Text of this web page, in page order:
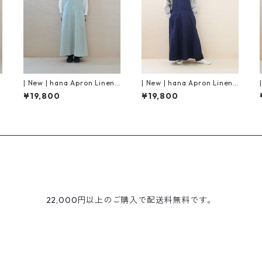
| New | hana Apron Linen |
Mint
¥19,800
| New | hana Apron Linen |
Navy
¥19,800
22,000円以上のご購入で配送料無料です。